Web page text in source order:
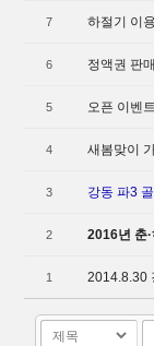
7 하절기 이
6 정액권 판
5 오픈 이벤트
4 새봄맞이
3 강동 파3
2 2016년 춘
1 2014.8.30